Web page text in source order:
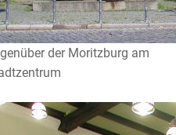
der Moritzburg am